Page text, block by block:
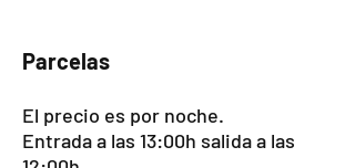
Parcelas
El precio es por noche.
Entrada a las 13:00h salida a las